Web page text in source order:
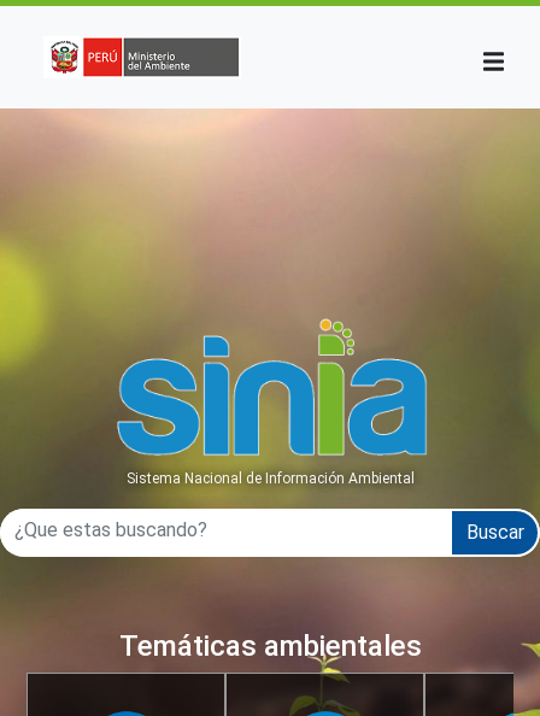
Sistema Nacional de Información Ambiental
Temáticas ambientales